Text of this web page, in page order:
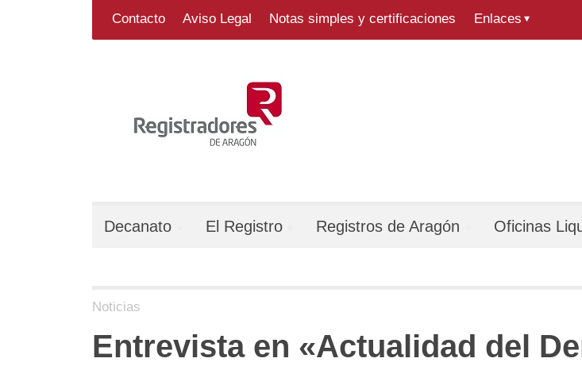
Contacto Aviso Legal Notas simples y certificaciones Enlaces
Decanato El Registro Registros de Aragón Oficinas
Noticias
Entrevista en «Actualidad del